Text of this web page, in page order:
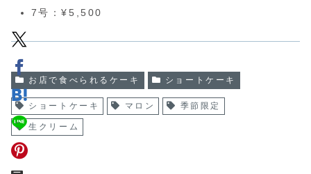
7号：¥5,500
お店で食べられるケーキ ショートケーキ
ショートケーキ マロン 季節限定
生クリーム